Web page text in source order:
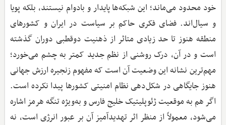
خود محدود می‌ماند؛ این شبکه‌ها پایدار و بادوام نیستند، بلکه پویا
و سیال‌اند. فضای فکری حاکم بر سیاست در ایران و کشورهای
منطقه هنوز تا حد زیادی متاثر از ذهنیت دوقطبی دوران گذشته
است و در آن، درک روشنی از نظم جدید کمتر به چشم می‌خورد؛
مهم‌ترین نشانه این وضعیت آن است که مفهوم زنجیره ارزش جهانی
هنوز جایگاهی در شکل‌دهی نظام امنیتی کشورها پیدا نکرده است.
اگر هم به موقعیت ژئوپلیتیک خلیج فارس و به‌ویژه تنگه هرمز اشاره
می‌شود، معمولاً از منظر اثر تهدیدآمیز آن بر عبور انرژی است، نه